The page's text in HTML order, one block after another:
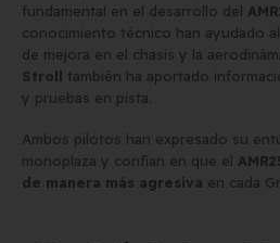
fundamental en el desarrollo del
conocimiento técnico han ayudado
de mejora en el chasis y la
Stroll también ha aportado
y pruebas en pista.
Ambos pilotos han expresado su
monoplaza y confían en que el
de manera más agresiva en cada